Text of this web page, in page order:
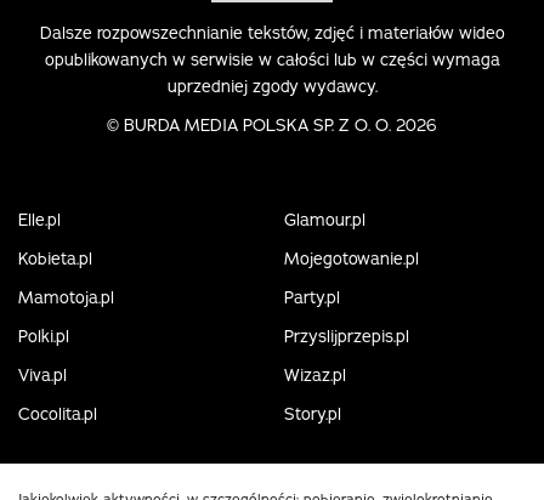
Dalsze rozpowszechnianie tekstów, zdjęć i materiałów wideo
opublikowanych w serwisie w całości lub w części wymaga
uprzedniej zgody wydawcy.
© BURDA MEDIA POLSKA SP. Z O. O. 2026
Elle.pl
Glamour.pl
Kobieta.pl
Mojegotowanie.pl
Mamotoja.pl
Party.pl
Polki.pl
Przyslijprzepis.pl
Viva.pl
Wizaz.pl
Cocolita.pl
Story.pl